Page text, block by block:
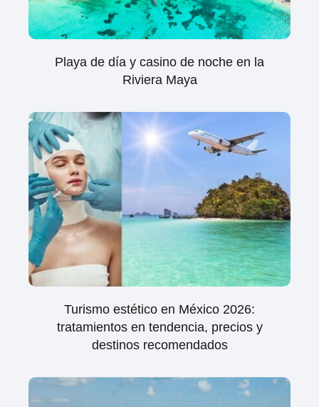
Playa de día y casino de noche en la
Riviera Maya
Turismo estético en México 2026:
tratamientos en tendencia, precios y
destinos recomendados